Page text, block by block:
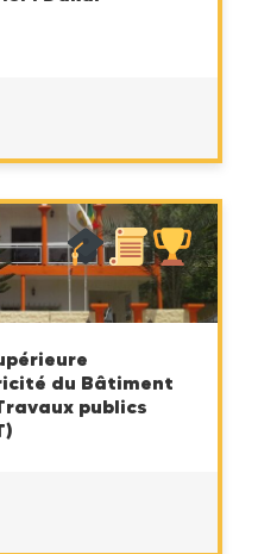
du Bâtiment
publics